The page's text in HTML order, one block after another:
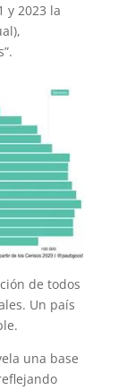
y 2023 la
de todos
Un país
una base